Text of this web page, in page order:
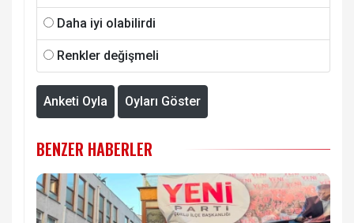
Daha iyi olabilirdi
Renkler değişmeli
Anketi Oyla Oyları Göster
BENZER HABERLER